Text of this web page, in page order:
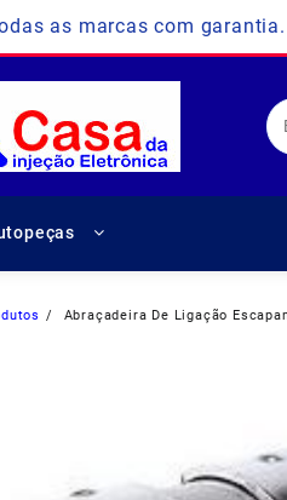
as marcas com garantia.
Abraçadeira De Ligação